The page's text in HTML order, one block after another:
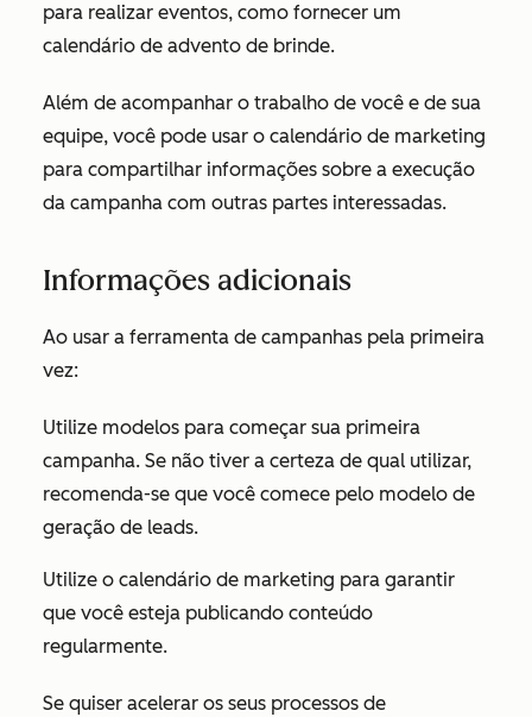
para realizar eventos, como fornecer um
calendário de advento de brinde.
Além de acompanhar o trabalho de você e de sua
equipe, você pode usar o calendário de marketing
para compartilhar informações sobre a execução
da campanha com outras partes interessadas.
Informações adicionais
Ao usar a ferramenta de campanhas pela primeira
vez:
Utilize modelos para começar sua primeira
campanha. Se não tiver a certeza de qual utilizar,
recomenda-se que você comece pelo modelo de
geração de leads.
Utilize o calendário de marketing para garantir
que você esteja publicando conteúdo
regularmente.
Se quiser acelerar os seus processos de